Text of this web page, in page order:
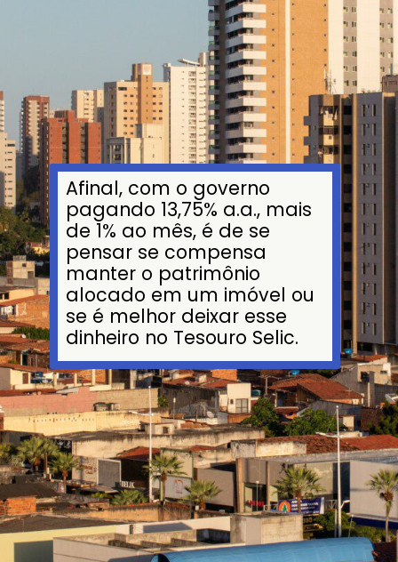
Afinal, com o governo
pagando 13,75% a.a., mais
de 1% ao mês, é de se
pensar se compensa
manter o patrimônio
alocado em um imóvel ou
se é melhor deixar esse
dinheiro no Tesouro Selic.